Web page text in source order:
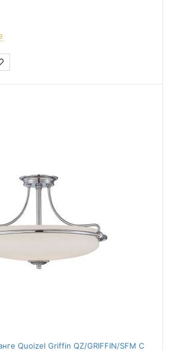
Quoizel Griffin QZ/GRIFFIN/SFM C